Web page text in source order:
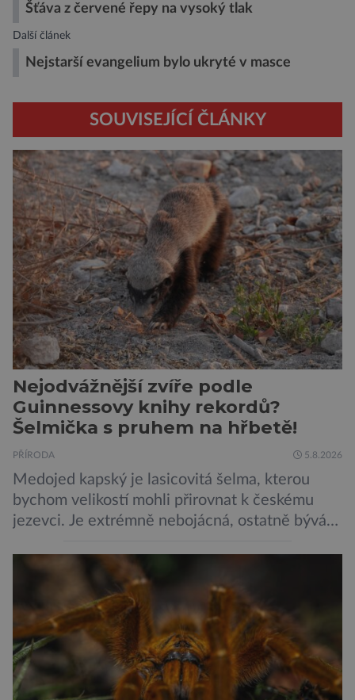
Šťáva z červené řepy na vysoký tlak
Další článek
Nejstarší evangelium bylo ukryté v masce
SOUVISEJÍCÍ ČLÁNKY
Nejodvážnější zvíře podle
Guinnessovy knihy rekordů?
Šelmička s pruhem na hřbetě!
PŘÍRODA 5.8.2026
Medojed kapský je lasicovitá šelma, kterou
bychom velikostí mohli přirovnat k českému
jezevci. Je extrémně nebojácná, ostatně bývá
této souvislosti je dokonce zapsána do
Guinnessovy knihy rekordů. Navzdory svému
názvu nežije pouze v jižní Africe, ale domovem
je mu valná část černého kontinentu a
vyskytuje se rovněž v oblastech […]